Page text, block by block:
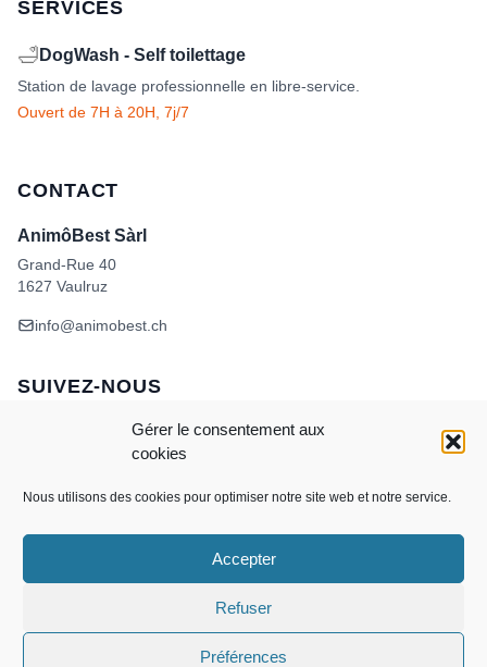
Gérer le consentement aux
cookies
Nous utilisons des cookies pour optimiser notre site web et notre service.
Accepter
Refuser
Préférences
SERVICES
🛁 DogWash - Self toilettage
Station de lavage professionnelle en libre-service.
Ouvert de 7H à 20H, 7j/7
CONTACT
AnimôBest Sàrl
Grand-Rue 40
1627 Vaulruz
info@animobest.ch
SUIVEZ-NOUS
MasterCardCredit
POLITIQUE DE COOKIES
Copyright 2026 ©AnimôBest Sàrl